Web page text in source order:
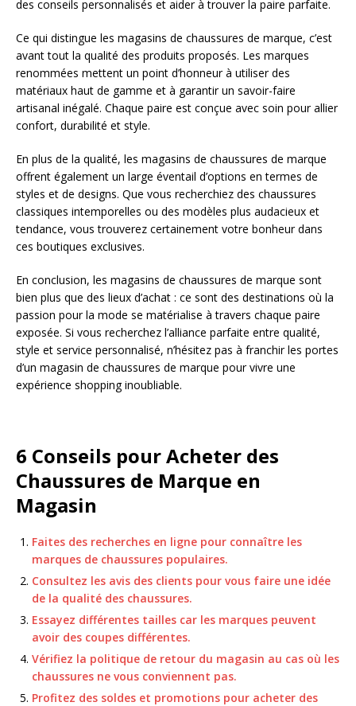
des conseils personnalisés et aider à trouver la paire parfaite.
Ce qui distingue les magasins de chaussures de marque, c’est
avant tout la qualité des produits proposés. Les marques
renommées mettent un point d’honneur à utiliser des
matériaux haut de gamme et à garantir un savoir-faire
artisanal inégalé. Chaque paire est conçue avec soin pour allier
confort, durabilité et style.
En plus de la qualité, les magasins de chaussures de marque
offrent également un large éventail d’options en termes de
styles et de designs. Que vous recherchiez des chaussures
classiques intemporelles ou des modèles plus audacieux et
tendance, vous trouverez certainement votre bonheur dans
ces boutiques exclusives.
En conclusion, les magasins de chaussures de marque sont
bien plus que des lieux d’achat : ce sont des destinations où la
passion pour la mode se matérialise à travers chaque paire
exposée. Si vous recherchez l’alliance parfaite entre qualité,
style et service personnalisé, n’hésitez pas à franchir les portes
d’un magasin de chaussures de marque pour vivre une
expérience shopping inoubliable.
6 Conseils pour Acheter des
Chaussures de Marque en
Magasin
Faites des recherches en ligne pour connaître les
marques de chaussures populaires.
Consultez les avis des clients pour vous faire une idée
de la qualité des chaussures.
Essayez différentes tailles car les marques peuvent
avoir des coupes différentes.
Vérifiez la politique de retour du magasin au cas où les
chaussures ne vous conviennent pas.
Profitez des soldes et promotions pour acheter des